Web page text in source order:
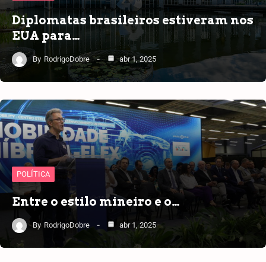
Diplomatas brasileiros estiveram nos
EUA para…
By RodrigoDobre abr 1, 2025
POLÍTICA
Entre o estilo mineiro e o…
By RodrigoDobre abr 1, 2025